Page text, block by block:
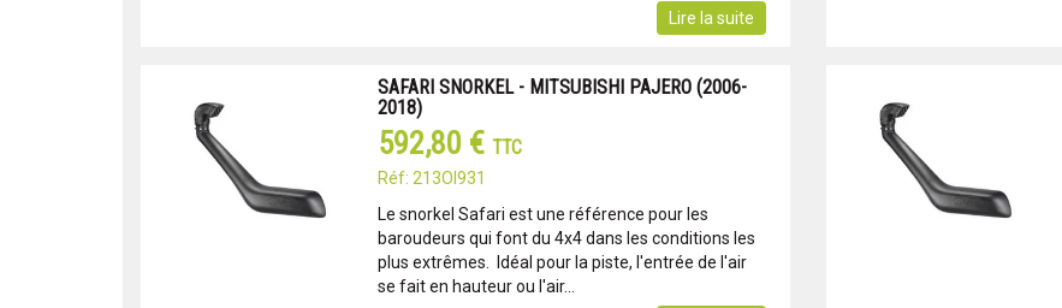
Lire la suite
SAFARI SNORKEL - MITSUBISHI PAJERO (2006-
2018)
592,80 € TTC
Réf: 213OI931
Le snorkel Safari est une référence pour les
baroudeurs qui font du 4x4 dans les conditions les
plus extrêmes. Idéal pour la piste, l'entrée de l'air
se fait en hauteur ou l'air...